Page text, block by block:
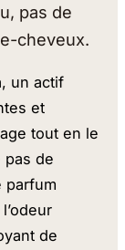
pas de
cheveux.
un actif
et
tout en le
pas de
parfum
de